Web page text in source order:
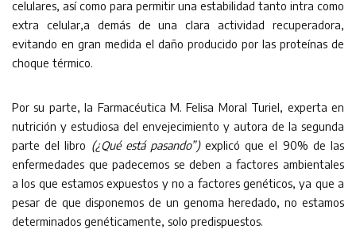
celulares, así como para permitir una estabilidad tanto intra como
extra celular,a demás de una clara actividad recuperadora,
evitando en gran medida el daño producido por las proteínas de
choque térmico.
Por su parte, la Farmacéutica M. Felisa Moral Turiel, experta en
nutrición y estudiosa del envejecimiento y autora de la segunda
parte del libro (¿Qué está pasando”)explicó que el 90% de las
enfermedades que padecemos se deben a factores ambientales
a los que estamos expuestos y no a factores genéticos, ya que a
pesar de que disponemos de un genoma heredado, no estamos
determinados genéticamente, solo predispuestos.